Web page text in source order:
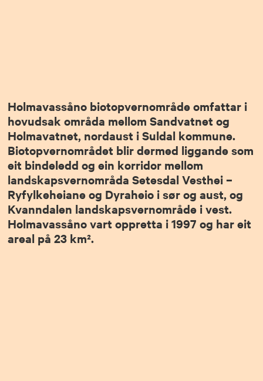
Holmavassåno biotopvernområde omfattar i
hovudsak områda mellom Sandvatnet og
Holmavatnet, nordaust i Suldal kommune.
Biotopvernområdet blir dermed liggande som
eit bindeledd og ein korridor mellom
landskapsvernområda Setesdal Vesthei –
Ryfylkeheiane og Dyraheio i sør og aust, og
Kvanndalen landskapsvernområde i vest.
Holmavassåno vart oppretta i 1997 og har eit
areal på 23 km².